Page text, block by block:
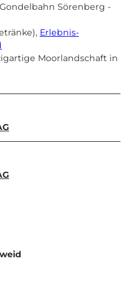
Sörenberg -
Erlebnis-
Moorlandschaft in